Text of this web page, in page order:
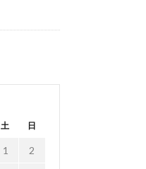
土 日
1 2